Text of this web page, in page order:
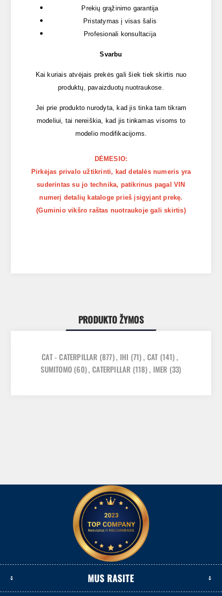
Prekių grąžinimo garantija
Pristatymas į visas šalis
Profesionali konsultacija
Svarbu
Kai kuriais atvėjais prekės gali šiek tiek skirtis nuo
produktų, pavaizduotų nuotraukose.
Jei prie produkto nurodyta, kad jis tinka tam tikram
modeliui, tai nereiškia, kad jis tinkamas visoms to
modelio modifikacijoms.
DĖMESIO:
Pirkėjas privalo užtikrinti, kad detalės numeris yra
suderintas su jo technika, patikrinus pagal VIN
numerį detalių kataloge prieš įsigyjant prekę.
(Guminio vikšro raštas nuotraukoje gali skirtis)
PRODUKTO ŽYMOS
CAT - CATERPILLAR (877), IHI (71), CAT (141),
SUMITOMO (60), CATERPILLAR (118), IMER (33)
MUS RASITE